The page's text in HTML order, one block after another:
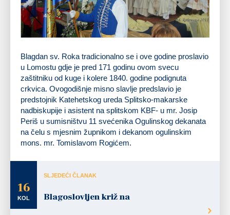
Blagdan sv. Roka tradicionalno se i ove godine proslavio
u Lomostu gdje je pred 171 godinu ovom svecu
zaštitniku od kuge i kolere 1840. godine podignuta
crkvica. Ovogodišnje misno slavlje predslavio je
predstojnik Katehetskog ureda Splitsko-makarske
nadbiskupije i asistent na splitskom KBF- u mr. Josip
Periš u sumisništvu 11 svećenika Ogulinskog dekanata
na čelu s mjesnim župnikom i dekanom ogulinskim
mons. mr. Tomislavom Rogićem.
16
KOL
SLJEDEĆI ČLANAK
Blagoslovljen križ na